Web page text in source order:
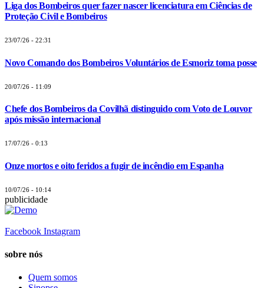
Liga dos Bombeiros quer fazer nascer licenciatura em Ciências de
Proteção Civil e Bombeiros
23/07/26 - 22:31
Novo Comando dos Bombeiros Voluntários de Esmoriz toma posse
20/07/26 - 11:09
Chefe dos Bombeiros da Covilhã distinguido com Voto de Louvor
após missão internacional
17/07/26 - 0:13
Onze mortos e oito feridos a fugir de incêndio em Espanha
10/07/26 - 10:14
publicidade
Facebook Instagram
sobre nós
Quem somos